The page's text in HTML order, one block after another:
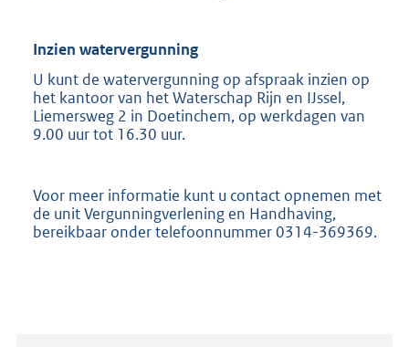
Inzien watervergunning
U kunt de watervergunning op afspraak inzien op
het kantoor van het Waterschap Rijn en IJssel,
Liemersweg 2 in Doetinchem, op werkdagen van
9.00 uur tot 16.30 uur.
Voor meer informatie kunt u contact opnemen met
de unit Vergunningverlening en Handhaving,
bereikbaar onder telefoonnummer 0314-369369.